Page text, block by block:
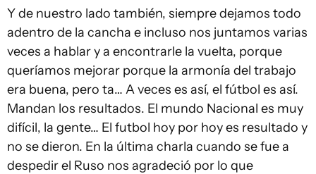
Y de nuestro lado también, siempre dejamos todo
adentro de la cancha e incluso nos juntamos varias
veces a hablar y a encontrarle la vuelta, porque
queríamos mejorar porque la armonía del trabajo
era buena, pero ta… A veces es así, el fútbol es así.
Mandan los resultados. El mundo Nacional es muy
difícil, la gente… El futbol hoy por hoy es resultado y
no se dieron. En la última charla cuando se fue a
despedir el Ruso nos agradeció por lo que